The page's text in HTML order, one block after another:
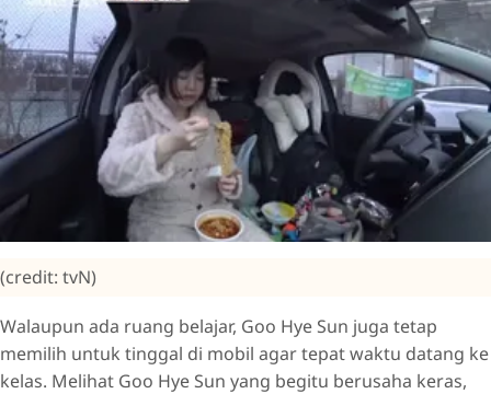
(credit: tvN)
Walaupun ada ruang belajar, Goo Hye Sun juga tetap
memilih untuk tinggal di mobil agar tepat waktu datang ke
kelas. Melihat Goo Hye Sun yang begitu berusaha keras,